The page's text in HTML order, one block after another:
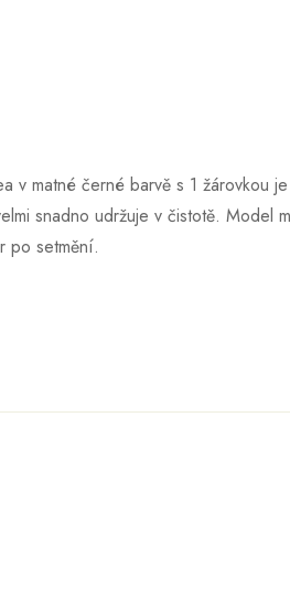
v matné černé barvě s 1 žárovkou
snadno udržuje v čistotě. Model
po setmění.